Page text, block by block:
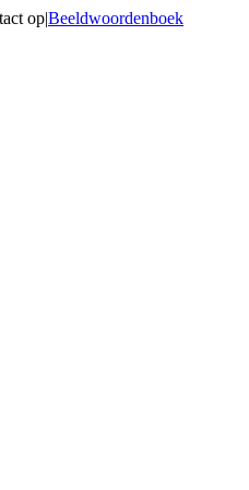
op|Beeldwoordenboek